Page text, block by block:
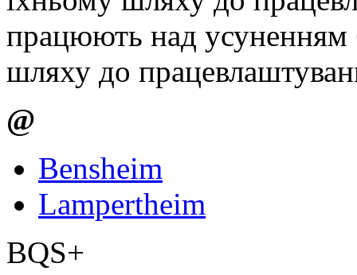
працюють над усуненням
шляху до
@
Bensheim
Lampertheim
BQS+